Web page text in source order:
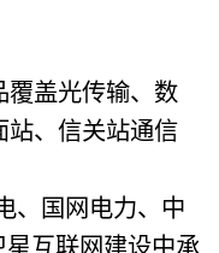
覆盖光传输、数
站、信关站通信
、国网电力、中
星互联网建设中承